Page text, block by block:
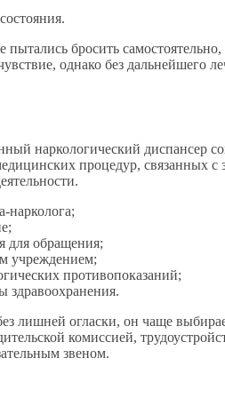
бросить
однако без дальнейшего
наркологический диспансер
процедур, связанных с
нарколога;
для обращения;
учреждением;
противопоказаний;
здравоохранения.
лишней огласки, он чаще
комиссией,
звеном.